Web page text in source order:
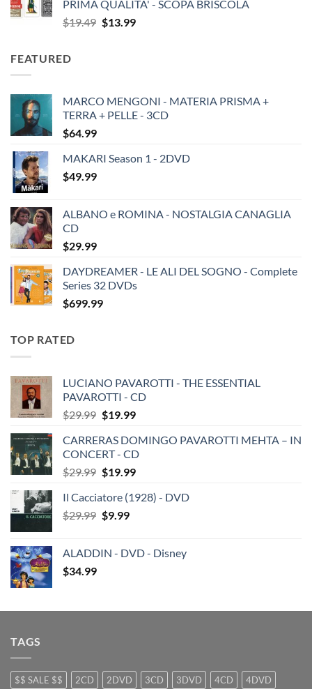
PRIMA QUALITA' - SCOPA BRISCOLA
$19.49 Original
$13.99Current
FEATURED
MARCO MENGONI - MATERIA PRISMA +
TERRA + PELLE - 3CD
$64.99
MAKARI Season 1 - 2DVD
$49.99
ALBANO e ROMINA - NOSTALGIA CANAGLIA
CD
$29.99
DAYDREAMER - LE ALI DEL SOGNO - Complete
Series 32 DVDs
$699.99
TOP RATED
LUCIANO PAVAROTTI - THE ESSENTIAL
PAVAROTTI - CD
$29.99 Original
was:
$29.99.
$19.99Current
is:
$19.99.
CARRERAS DOMINGO PAVAROTTI MEHTA – IN
CONCERT - CD
$29.99 Original
was:
$29.99.
$19.99Current
is:
Il Cacciatore (1928) - DVD
$29.99 Original
$29.99.
$9.99Current
$9.99.
ALADDIN - DVD - Disney
$34.99
TAGS
$$ SALE $$ 2CD 2DVD 3CD 3DVD 4CD 4DVD